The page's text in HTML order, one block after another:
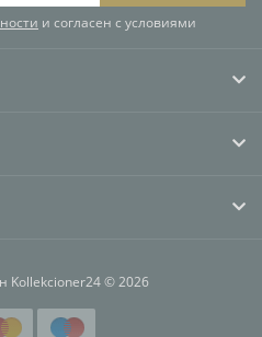
и согласен с условиями
Kollekcioner24 © 2026